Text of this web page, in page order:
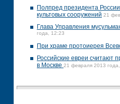
Полпред президента
культовых сооружений 21
Глава Управления
года, 12:23
При храме протоиерея
Российские евреи считают
в Москве 21 февраля 2013